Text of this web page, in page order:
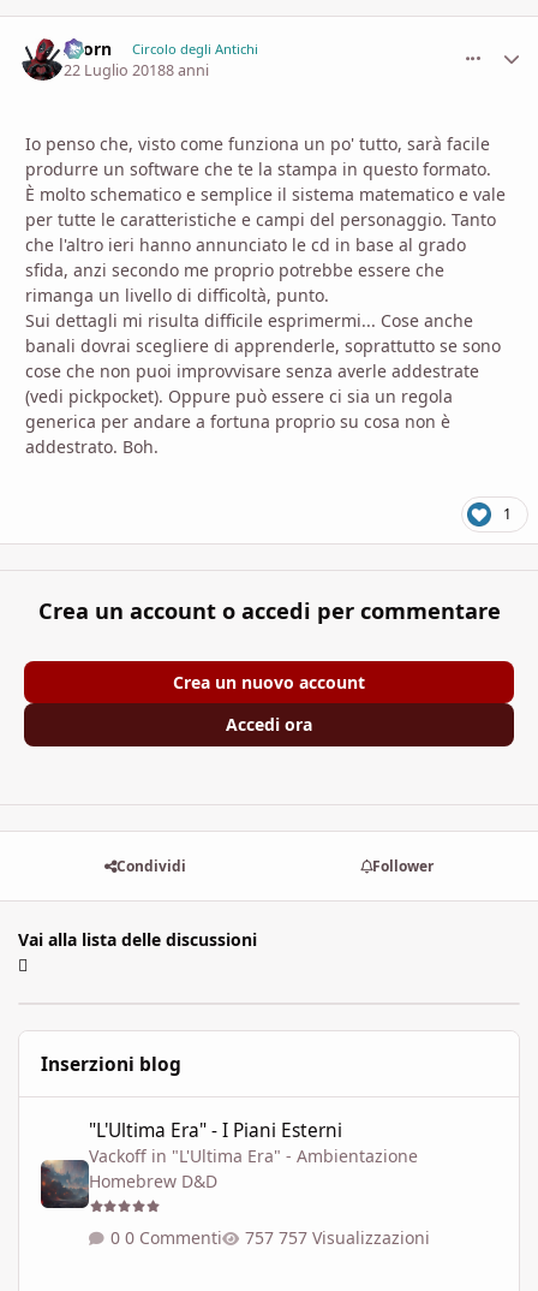
Zaorn Circolo degli Antichi
22 Luglio 20188 anni
Io penso che, visto come funziona un po' tutto, sarà facile
produrre un software che te la stampa in questo formato.
È molto schematico e semplice il sistema matematico e vale
per tutte le caratteristiche e campi del personaggio. Tanto
che l'altro ieri hanno annunciato le cd in base al grado
sfida, anzi secondo me proprio potrebbe essere che
rimanga un livello di difficoltà, punto.
Sui dettagli mi risulta difficile esprimermi... Cose anche
banali dovrai scegliere di apprenderle, soprattutto se sono
cose che non puoi improvvisare senza averle addestrate
(vedi pickpocket). Oppure può essere ci sia un regola
generica per andare a fortuna proprio su cosa non è
addestrato. Boh.
1
Crea un account o accedi per commentare
Crea un nuovo account
Accedi ora
Condividi Follower
Vai alla lista delle discussioni
Inserzioni blog
"L'Ultima Era" - I Piani Esterni
Vackoff in "L'Ultima Era" - Ambientazione
Homebrew D&D
0 Commenti 757 Visualizzazioni